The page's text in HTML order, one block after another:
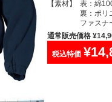
【素材】
表：綿
裏：ポリ
ファスナ
通常販売価格
税込特価